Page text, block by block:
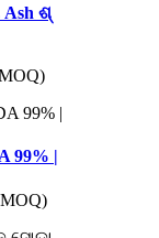
Ash ଶ୍
99% |